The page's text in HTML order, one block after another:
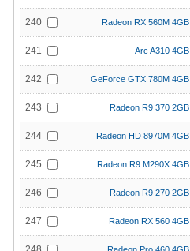
240 Radeon RX 560M 4GB
241 Arc A310 4GB
242 GeForce GTX 780M 4GB
243 Radeon R9 370 2GB
244 Radeon HD 8970M 4GB
245 Radeon R9 M290X 4GB
246 Radeon R9 270 2GB
247 Radeon RX 560 4GB